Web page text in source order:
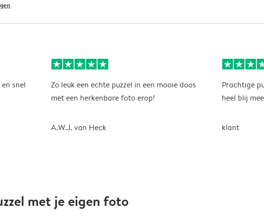
snel
Zo leuk een echte puzzel in een mooie doos
met een herkenbare foto erop!
A.W.J. van Heck
Prachtige
heel blij
klant
met je eigen foto